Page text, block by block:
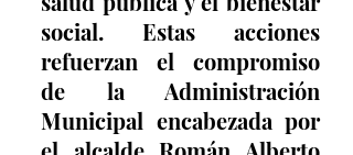
social. Estas acciones
refuerzan el compromiso
de la Administración
Municipal encabezada por